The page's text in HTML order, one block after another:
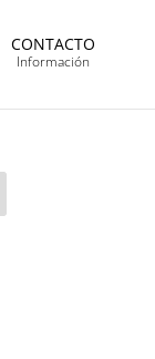
CONTACTO
Información